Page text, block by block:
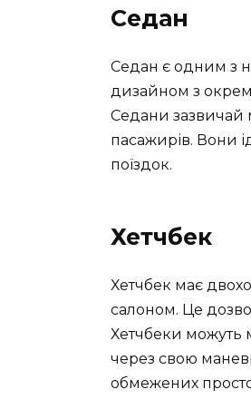
Седан
Седан є одним з
дизайном з
Седани зазвичай
пасажирів. Вони
поїздок.
Хетчбек
Хетчбек має
салоном. Це
Хетчбеки можуть
через свою
обмежених